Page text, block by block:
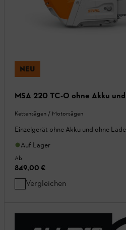
NEU
MSA 220 TC-O ohne Akku
Kettensägen / Motorsägen
Einzelgerät ohne Akku und ohne
Auf Lager
Ab
849,00 €
Vergleichen